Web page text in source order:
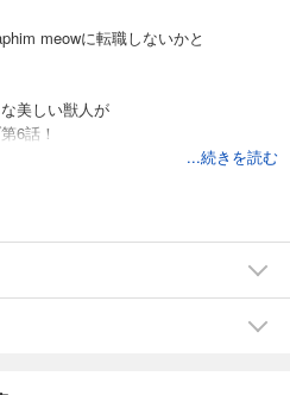
meowに転職しないかと
美しい獣人が
6話！
...続きを読む